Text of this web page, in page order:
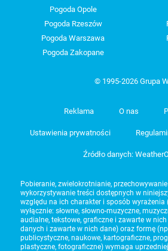
Pogoda Opole
Pogoda Rzeszów
Pogoda Warszawa
Pogoda Zakopane
© 1995-2026 Grupa
Reklama O nas
Ustawienia prywatności
Źródło danych:
Pobieranie, zwielokrotnianie,
wykorzystywanie treści dostępnych w
względu na ich charakter i sposób wyrażenia
wyłącznie: słowne, słowno-muzyczne,
audialne, tekstowe, graficzne i zawarte w
danych i zawarte w nich dane) oraz formę
publicystyczne, naukowe, kartograficzne,
plastyczne, fotograficzne) wymaga